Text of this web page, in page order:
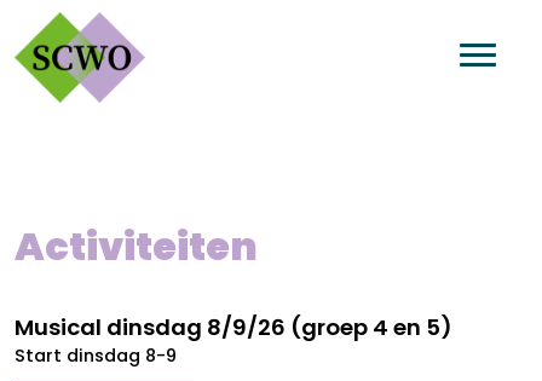
Activiteiten
Musical dinsdag 8/9/26 (groep 4 en 5)
Start dinsdag 8-9